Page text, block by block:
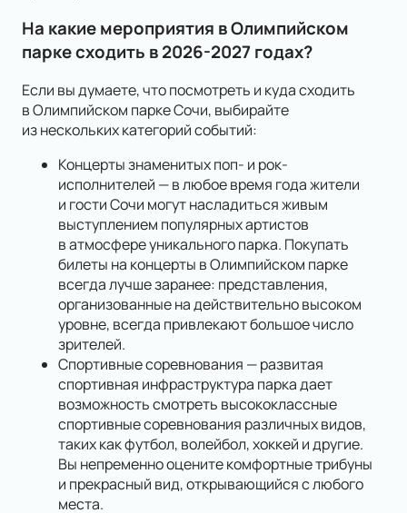
На какие мероприятия в Олимпийском
парке сходить в 2026-2027 годах?
Если вы думаете, что посмотреть и куда сходить
в Олимпийском парке Сочи, выбирайте
из нескольких категорий событий:
Концерты знаменитых поп- и рок-
исполнителей — в любое время года жители
и гости Сочи могут насладиться живым
выступлением популярных артистов
в атмосфере уникального парка. Покупать
билеты на концерты в Олимпийском парке
всегда лучше заранее: представления,
организованные на действительно высоком
уровне, всегда привлекают большое число
зрителей.
Спортивные соревнования — развитая
спортивная инфраструктура парка дает
возможность смотреть высококлассные
спортивные соревнования различных видов,
таких как футбол, волейбол, хоккей и другие.
Вы непременно оцените комфортные трибуны
и прекрасный вид, открывающийся с любого
места.